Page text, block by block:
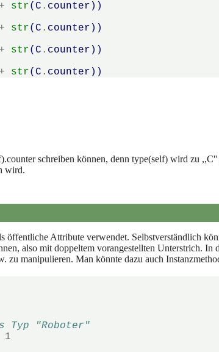
+ str( C . counter ))
+ str( C . counter ))
+ str( C . counter ))
+ str( C . counter ))
schreiben können, denn type(self) wird zu
wird.
öffentliche Attribute verwendet. Selbstverständlich
also mit doppeltem vorangestellten Unterstrich. In
zu manipulieren. Man könnte dazu auch
"Roboter"
1